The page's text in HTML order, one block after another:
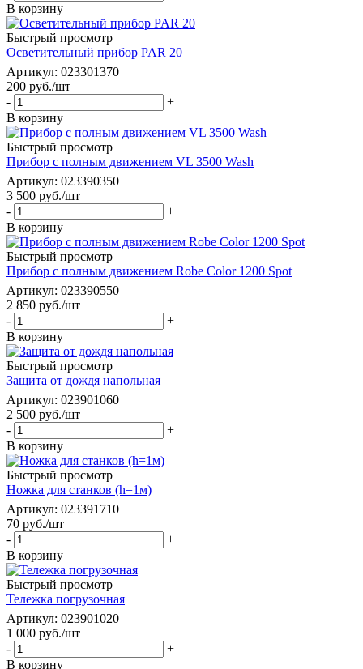
В корзину
Быстрый просмотр
Осветительный прибор PAR 20
Артикул: 023301370
200 руб./шт
-
+
В корзину
Быстрый просмотр
Прибор с полным движением VL 3500 Wash
Артикул: 023390350
3 500 руб./шт
-
+
В корзину
Быстрый просмотр
Прибор с полным движением Robe Color 1200 Spot
Артикул: 023390550
2 850 руб./шт
-
+
В корзину
Быстрый просмотр
Защита от дождя напольная
Артикул: 023901060
2 500 руб./шт
-
+
В корзину
Быстрый просмотр
Ножка для станков (h=1м)
Артикул: 023391710
70 руб./шт
-
+
В корзину
Быстрый просмотр
Тележка погрузочная
Артикул: 023901020
1 000 руб./шт
-
+
В корзину